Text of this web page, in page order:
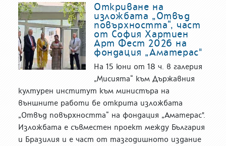
Откриване на
изложбата „Отвъд
повърхността“, част
от София Хартиен
Арт Фест 2026 на
фондация „Аматерас"
На 15 юни от 18 ч. в галерия
„Мисията“ към Държавния
културен институт към министъра на
външните работи бе открита изложбата
„Отвъд повърхността“ на фондация „Аматерас".
Изложбата е съвместен проект между България
и Бразилия и е част от тазгодишното издание